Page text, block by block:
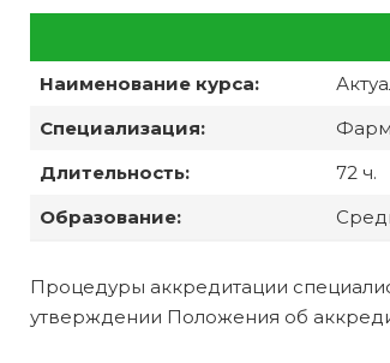
Наименование курса:
Специализация:
Длительность:
72 ч.
Образование:
Процедуры аккредитации
утверждении Положения об